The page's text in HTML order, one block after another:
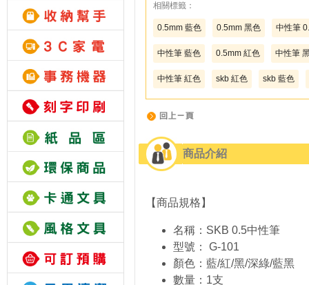
相關標籤：
0.5mm 藍色 0.5mm 黑色 中性筆
中性筆 藍色 0.5mm 紅色 中性筆
中性筆 紅色 skb 紅色 skb 藍色
商品介紹
【商品規格】
名稱：SKB 0.5中性筆
型號： G-101
顏色 ：藍/紅/黑/深綠/藍黑
數量：1支